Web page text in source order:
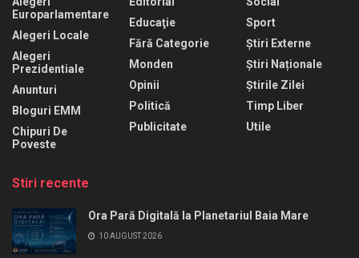
Europarlamentare
Alegeri Locale
Alegeri
Prezidentiale
Anunturi
Bloguri EMM
Chipuri De
Poveste
Educaţie
Fără Categorie
Monden
Opinii
Politică
Publicitate
Sport
Știri Externe
Știri Naționale
Știrile Zilei
Timp Liber
Utile
Stiri recente
Ora Pară Digitală la Planetariul Baia Mare
10 AUGUST 2026